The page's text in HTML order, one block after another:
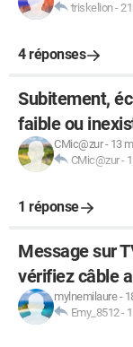
triskelion-
4 réponses
Subitement,
faible ou
CMic@zur- 13
CMic@zur-
1 réponse
Message sur
vérifiez câble
mylnemilaure-
Emy_8512-